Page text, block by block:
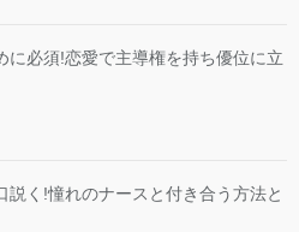
に必須!恋愛で主導権を持ち優位に立
説く!憧れのナースと付き合う方法と